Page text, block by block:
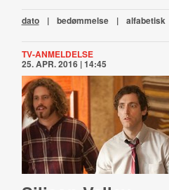
dato | bedømmelse | alfabetisk
TV-ANMELDELSE
25. APR. 2016 | 14:45